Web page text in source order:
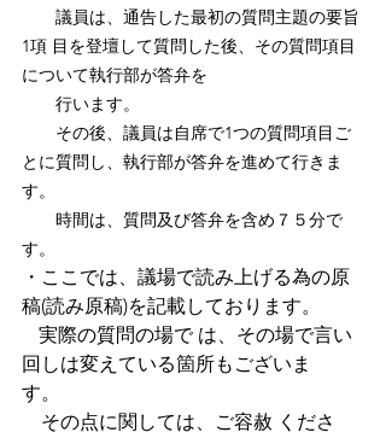
議員は、通告した最初の質問主題の要旨
1項 目を登壇して質問した後、その質問項目
について執行部が答弁を
行います。
その後、議員は自席で1つの質問項目ご
とに質問し、執行部が答弁を進めて行きま
す。
時間は、質問及び答弁を含め７５分で
す。
・ここでは、議場で読み上げる為の原
稿(読み原稿)を記載しております。
実際の質問の場で は、その場で言い
回しは変えている箇所もございま
す。
その点に関しては、ご容赦 くださ